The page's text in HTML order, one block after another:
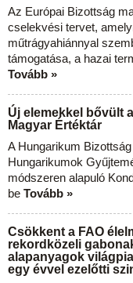
Az Európai Bizottság
cselekvési tervet,
műtrágyahiánnyal
támogatása, a hazai
Tovább »
Új elemekkel bővült
Magyar Értéktár
A Hungarikum
Hungarikumok
módszeren alapuló
be Tovább »
Csökkent a FAO
rekordközeli
alapanyagok
egy évvel ezelőtti